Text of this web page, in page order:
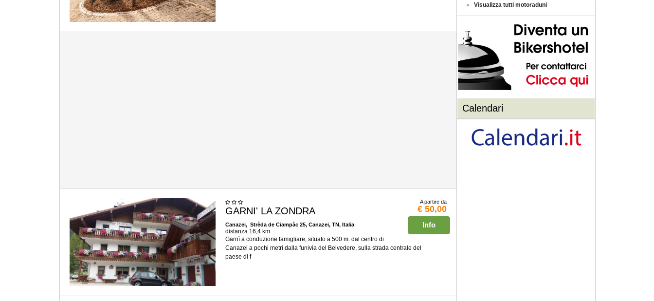
A partire da
€ 50,00
Info
GARNI' LA ZONDRA
Canazei, Strèda de Ciampàc 25, Canazei, TN, Italia
distanza 16,4 km
Garnì a conduzione famigliare, situato a 500 m. dal centro di
Canazei a pochi metri dalla funivia del Belvedere, sulla strada centrale del
paese di f
Visualizza tutti motoraduni
Calendari